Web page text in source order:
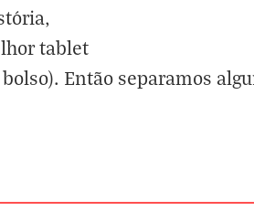
tablet
Então separamos